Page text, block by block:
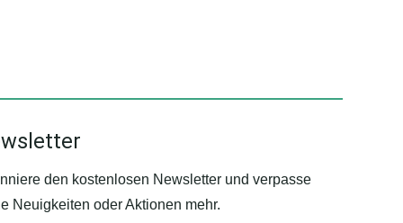
den kostenlosen Newsletter und verpasse
Neuigkeiten oder Aktionen mehr.